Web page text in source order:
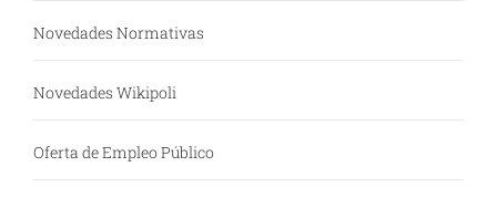
Novedades Normativas
Novedades Wikipoli
Oferta de Empleo Público